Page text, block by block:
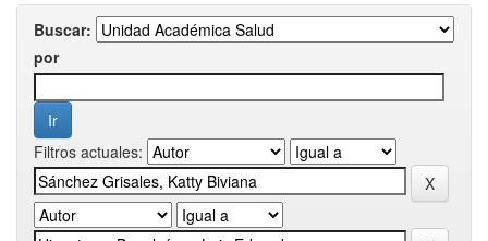
Buscar:
por
Filtros actuales: